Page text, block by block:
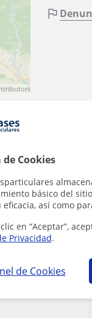
Cookies
básico del
eficacia, así como
en “Aceptar”,
Privacidad.
de Cookies
in